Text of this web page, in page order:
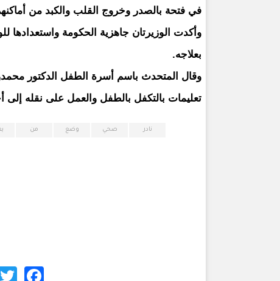
في فتحة بالصدر وخروج القلب والكبد من
وأكدت الوزيرتان جاهزية الحكومة واستعدادها
بعلاجه.
وقال المتحدث باسم أسرة الطفل الدكتور
تعليمات بالتكفل بالطفل والعمل على نقله
من وضع صحي نادر